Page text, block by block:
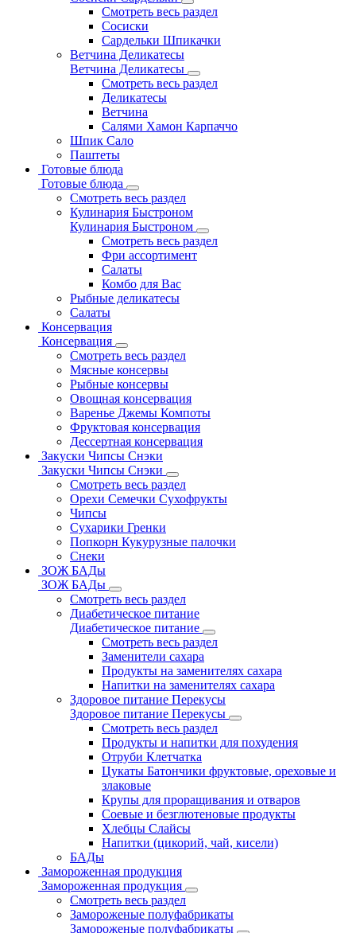
Смотреть весь раздел
Сосиски
Сардельки Шпикачки
Ветчина Деликатесы
Ветчина Деликатесы
Смотреть весь раздел
Деликатесы
Ветчина
Салями Хамон Карпаччо
Шпик Сало
Паштеты
Готовые блюда
Готовые блюда
Смотреть весь раздел
Кулинария Быстроном
Кулинария Быстроном
Смотреть весь раздел
Фри ассортимент
Салаты
Комбо для Вас
Рыбные деликатесы
Салаты
Консервация
Консервация
Смотреть весь раздел
Мясные консервы
Рыбные консервы
Овощная консервация
Варенье Джемы Компоты
Фруктовая консервация
Дессертная консервация
Закуски Чипсы Снэки
Закуски Чипсы Снэки
Смотреть весь раздел
Орехи Семечки Сухофрукты
Чипсы
Сухарики Гренки
Попкорн Кукурузные палочки
Снеки
ЗОЖ БАДы
ЗОЖ БАДы
Смотреть весь раздел
Диабетическое питание
Диабетическое питание
Смотреть весь раздел
Заменители сахара
Продукты на заменителях сахара
Напитки на заменителях сахара
Здоровое питание Перекусы
Здоровое питание Перекусы
Смотреть весь раздел
Продукты и напитки для похудения
Отруби Клетчатка
Цукаты Батончики фруктовые, ореховые и
злаковые
Крупы для проращивания и отваров
Соевые и безглютеновые продукты
Хлебцы Слайсы
Напитки (цикорий, чай, кисели)
БАДы
Замороженная продукция
Замороженная продукция
Смотреть весь раздел
Замороженые полуфабрикаты
Замороженые полуфабрикаты